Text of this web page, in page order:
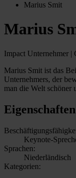
Marius Smit
Marius
Impact Unternehmer |
Marius Smit ist das
Unternehmers, der
man die Welt schöner
Eigenschaften
Keynote-
Sprachen:
Niederländisch
Kategorien: